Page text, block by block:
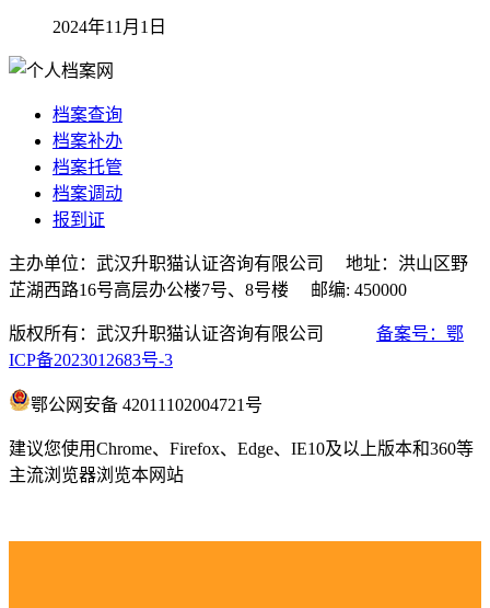
2024年11月1日
档案查询
档案补办
档案托管
档案调动
报到证
主办单位：武汉升职猫认证咨询有限公司 地址：洪山区野
芷湖西路16号高层办公楼7号、8号楼 邮编: 450000
版权所有：武汉升职猫认证咨询有限公司 备案号：鄂
ICP备2023012683号-3
鄂公网安备 42011102004721号
建议您使用Chrome、Firefox、Edge、IE10及以上版本和360等
主流浏览器浏览本网站